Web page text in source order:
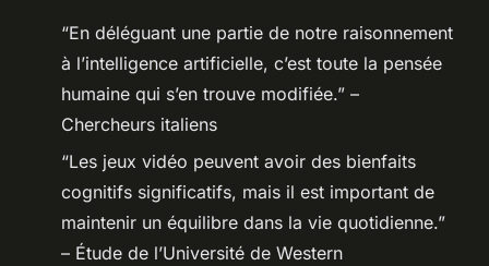
“En déléguant une partie de notre raisonnement
à l’intelligence artificielle, c’est toute la pensée
humaine qui s’en trouve modifiée.” –
Chercheurs italiens
“Les jeux vidéo peuvent avoir des bienfaits
cognitifs significatifs, mais il est important de
maintenir un équilibre dans la vie quotidienne.”
– Étude de l’Université de Western